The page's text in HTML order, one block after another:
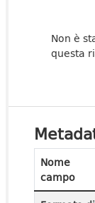
Non è
questa
Nome
campo